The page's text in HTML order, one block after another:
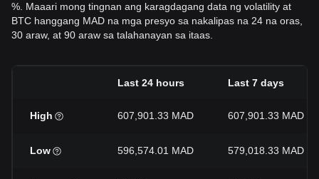
%. Maaari mong tingnan ang karagdagang data ng volatility at
BTC hanggang MAD na mga presyo sa nakalipas na 24 na oras,
30 araw, at 90 araw sa talahanayan sa itaas.
Last 24 hours Last 7 days
High 607,901.33 MAD 607,901.33 MAD
Low 596,574.01 MAD 579,018.33 MAD